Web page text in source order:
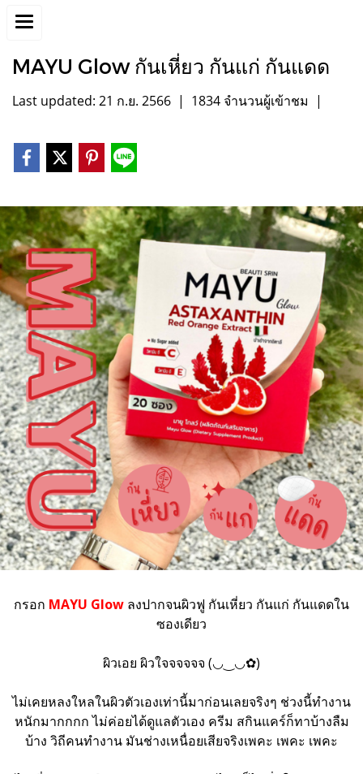
MAYU Glow กันเหี่ยว กันแก่ กันแดด
Last updated: 21 ก.ย. 2566 | 1834 จำนวนผู้เข้าชม |
กรอก MAYU Glow ลงปากจนผิวฟู กันเหี่ยว กันแก่ กันแดดใน
ซองเดียว
ผิวเอย ผิวใจจจจจจ (◡‿◡✿)
ไม่เคยหลงใหลในผิวตัวเองเท่านี้มาก่อนเลยจริงๆ ช่วงนี้ทำงาน
หนักมากกกก ไม่ค่อยได้ดูแลตัวเอง ครีม สกินแคร์ก็ทาบ้างลืม
บ้าง วิถีคนทำงาน มันช่างเหนื่อยเสียจริงเพคะ เพคะ เพคะ